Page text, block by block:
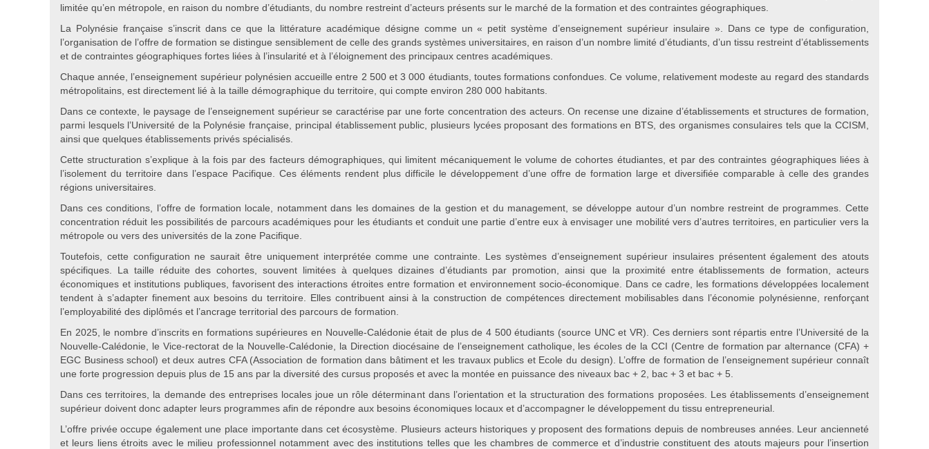
limitée qu’en métropole, en raison du nombre d’étudiants, du nombre restreint d’acteurs présents sur le marché de la formation et des contraintes géographiques.
La Polynésie française s’inscrit dans ce que la littérature académique désigne comme un « petit système d’enseignement supérieur insulaire ». Dans ce type de configuration,
l’organisation de l’offre de formation se distingue sensiblement de celle des grands systèmes universitaires, en raison d’un nombre limité d’étudiants, d’un tissu restreint d’établissements
et de contraintes géographiques fortes liées à l’insularité et à l’éloignement des principaux centres académiques.
Chaque année, l’enseignement supérieur polynésien accueille entre 2 500 et 3 000 étudiants, toutes formations confondues. Ce volume, relativement modeste au regard des standards
métropolitains, est directement lié à la taille démographique du territoire, qui compte environ 280 000 habitants.
Dans ce contexte, le paysage de l’enseignement supérieur se caractérise par une forte concentration des acteurs. On recense une dizaine d’établissements et structures de formation,
parmi lesquels l’Université de la Polynésie française, principal établissement public, plusieurs lycées proposant des formations en BTS, des organismes consulaires tels que la CCISM,
ainsi que quelques établissements privés spécialisés.
Cette structuration s’explique à la fois par des facteurs démographiques, qui limitent mécaniquement le volume de cohortes étudiantes, et par des contraintes géographiques liées à
l’isolement du territoire dans l’espace Pacifique. Ces éléments rendent plus difficile le développement d’une offre de formation large et diversifiée comparable à celle des grandes
régions universitaires.
Dans ces conditions, l’offre de formation locale, notamment dans les domaines de la gestion et du management, se développe autour d’un nombre restreint de programmes. Cette
concentration réduit les possibilités de parcours académiques pour les étudiants et conduit une partie d’entre eux à envisager une mobilité vers d’autres territoires, en particulier vers la
métropole ou vers des universités de la zone Pacifique.
Toutefois, cette configuration ne saurait être uniquement interprétée comme une contrainte. Les systèmes d’enseignement supérieur insulaires présentent également des atouts
spécifiques. La taille réduite des cohortes, souvent limitées à quelques dizaines d’étudiants par promotion, ainsi que la proximité entre établissements de formation, acteurs
économiques et institutions publiques, favorisent des interactions étroites entre formation et environnement socio-économique. Dans ce cadre, les formations développées localement
tendent à s’adapter finement aux besoins du territoire. Elles contribuent ainsi à la construction de compétences directement mobilisables dans l’économie polynésienne, renforçant
l’employabilité des diplômés et l’ancrage territorial des parcours de formation.
En 2025, le nombre d’inscrits en formations supérieures en Nouvelle-Calédonie était de plus de 4 500 étudiants (source UNC et VR). Ces derniers sont répartis entre l’Université de la
Nouvelle-Calédonie, le Vice-rectorat de la Nouvelle-Calédonie, la Direction diocésaine de l’enseignement catholique, les écoles de la CCI (Centre de formation par alternance (CFA) +
EGC Business school) et deux autres CFA (Association de formation dans bâtiment et les travaux publics et Ecole du design). L’offre de formation de l’enseignement supérieur connaît
une forte progression depuis plus de 15 ans par la diversité des cursus proposés et avec la montée en puissance des niveaux bac + 2, bac + 3 et bac + 5.
Dans ces territoires, la demande des entreprises locales joue un rôle déterminant dans l’orientation et la structuration des formations proposées. Les établissements d’enseignement
supérieur doivent donc adapter leurs programmes afin de répondre aux besoins économiques locaux et d’accompagner le développement du tissu entrepreneurial.
L’offre privée occupe également une place importante dans cet écosystème. Plusieurs acteurs historiques y proposent des formations depuis de nombreuses années. Leur ancienneté
et leurs liens étroits avec le milieu professionnel notamment avec des institutions telles que les chambres de commerce et d’industrie constituent des atouts majeurs pour l’insertion